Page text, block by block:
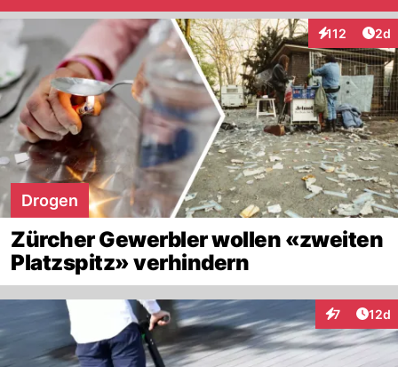
112
Interaktionen
2d
Drogen
Zürcher Gewerbler wollen «zweiten
Platzspitz» verhindern
7 12d